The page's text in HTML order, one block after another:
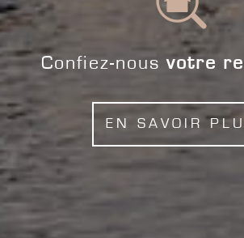
Confiez-nousvotre
EN SAVOIR